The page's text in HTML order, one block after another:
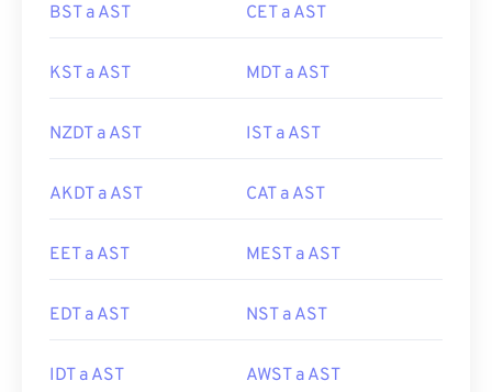
BST a AST CET a AST
KST a AST MDT a AST
NZDT a AST IST a AST
AKDT a AST CAT a AST
EET a AST MEST a AST
EDT a AST NST a AST
IDT a AST AWST a AST